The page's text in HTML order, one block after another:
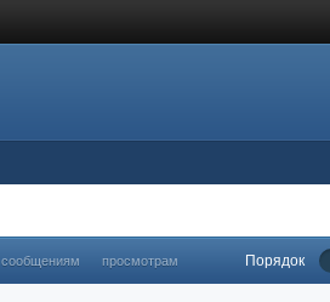
сообщениям просмотрам Порядок